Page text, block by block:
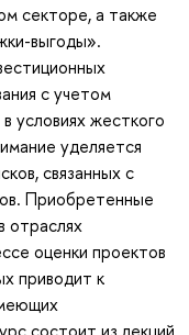
секторе, а также
выгоды».
с учетом
условиях жесткого
уделяется
связанных с
Приобретенные
отраслях
оценки проектов
приводит к